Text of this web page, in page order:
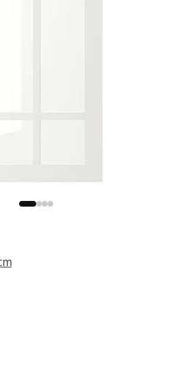
generală: 4.7 din 5 stele Total